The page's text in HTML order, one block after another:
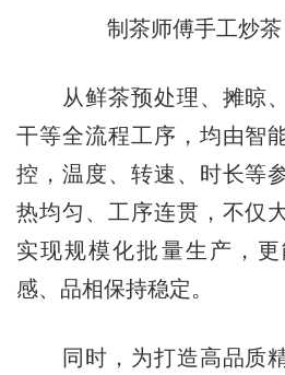
制茶师傅手工炒
从鲜茶预处理、摊晾、
干等全流程工序，均由智
控，温度、转速、时长等
热均匀、工序连贯，不仅
实现规模化批量生产，
感、品相保持稳定。
同时，为打造高品质精